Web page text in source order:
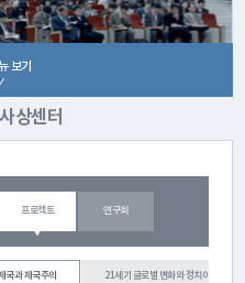
보기
상센터
프로젝트
국과 제국주의 21세기 글로벌 변화와 정치이론
연구회